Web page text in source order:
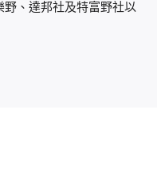
、達邦社及特富野社以